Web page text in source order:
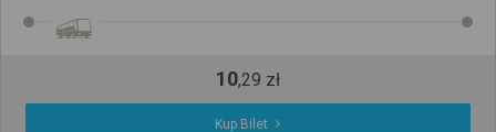
10,29 zł
Kup Bilet